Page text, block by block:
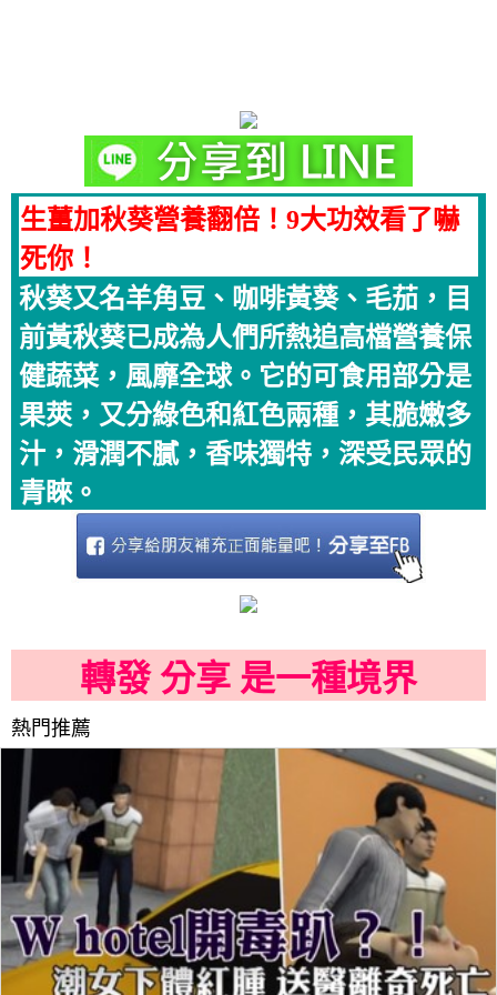
生薑加秋葵營養翻倍！9大功效看了嚇
死你！
秋葵又名羊角豆、咖啡黃葵、毛茄，目
前黃秋葵已成為人們所熱追高檔營養保
健蔬菜，風靡全球。它的可食用部分是
果莢，又分綠色和紅色兩種，其脆嫩多
汁，滑潤不膩，香味獨特，深受民眾的
青睞。
轉發 分享 是一種境界
熱門推薦